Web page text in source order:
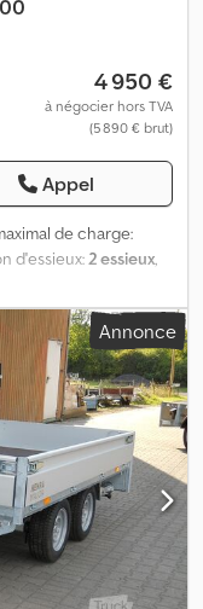
4 950 €
à négocier hors TVA
(5 890 € brut)
Appel
de charge:
d'essieux:2 essieux,
de l'espace de
185/60 R 12 C,
2026,
très robuste, poids
185/60 R 12 C,
amovibles,
avec attaches à
inférieur, longueur :
rampes derrière la
: 100,00 €, vitesse
de soutien
Acoi R Hzfs Hjf
Annonce